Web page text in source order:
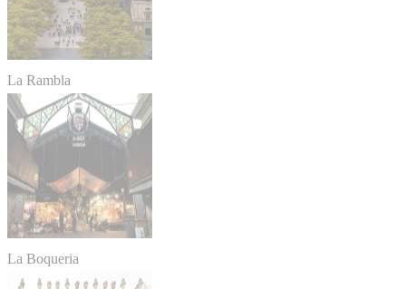
La Rambla
La Boqueria